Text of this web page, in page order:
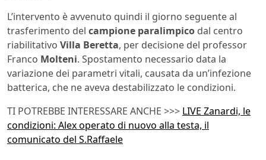
L’intervento è avvenuto quindi il giorno seguente al
trasferimento del campione paralimpico dal centro
riabilitativo Villa Beretta, per decisione del professor
Franco Molteni. Spostamento necessario data la
variazione dei parametri vitali, causata da un’infezione
batterica, che ne aveva destabilizzato le condizioni.
TI POTREBBE INTERESSARE ANCHE >>> LIVE Zanardi, le
condizioni: Alex operato di nuovo alla testa, il
comunicato del S.Raffaele